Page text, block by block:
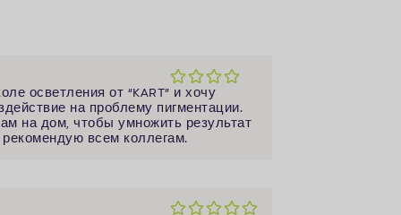
осветления от “KART” и хочу
на проблему пигментации.
на дом, чтобы умножить результат
всем коллегам.